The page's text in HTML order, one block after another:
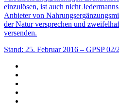
einzulösen, ist auch nicht
Anbieter von
der Natur versprechen und
versenden.
Stand: 25. Februar 2016 – GPSP 02/